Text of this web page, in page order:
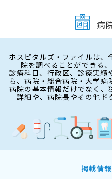
病
ホスピタルズ・ファイルは、
院を調べることができる
診療科目、行政区、診療実績
ら、病院・総合病院・大学病
病院の基本情報だけでなく、
詳細や、病院長やその他ド
掲載情